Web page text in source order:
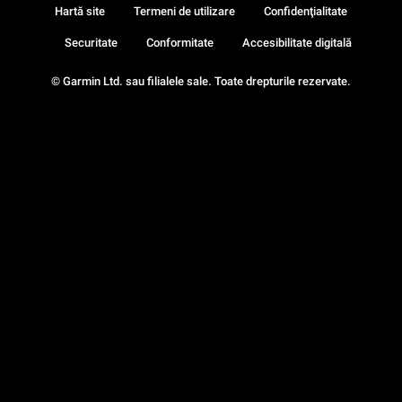
© Garmin Ltd. sau filialele sale. Toate drepturile rezervate.
Hartă site Termeni de utilizare Confidenţialitate
Securitate Conformitate Accesibilitate digitală